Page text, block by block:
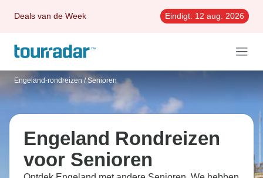
Deals van de Week Eindigt: 12 aug. 2026
Engeland-rondreizen / Senioren
Engeland Rondreizen
voor Senioren